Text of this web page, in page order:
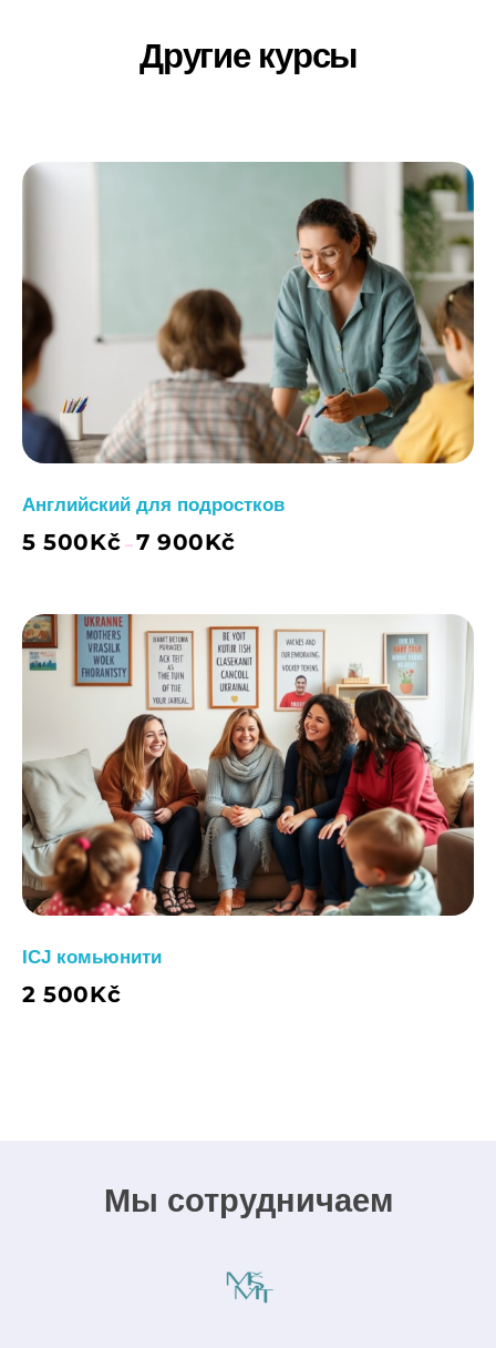
Другие курсы
Английский для подростков
5 500Kč – 7 900Kč
ICJ комьюнити
2 500Kč
Мы сотрудничаем